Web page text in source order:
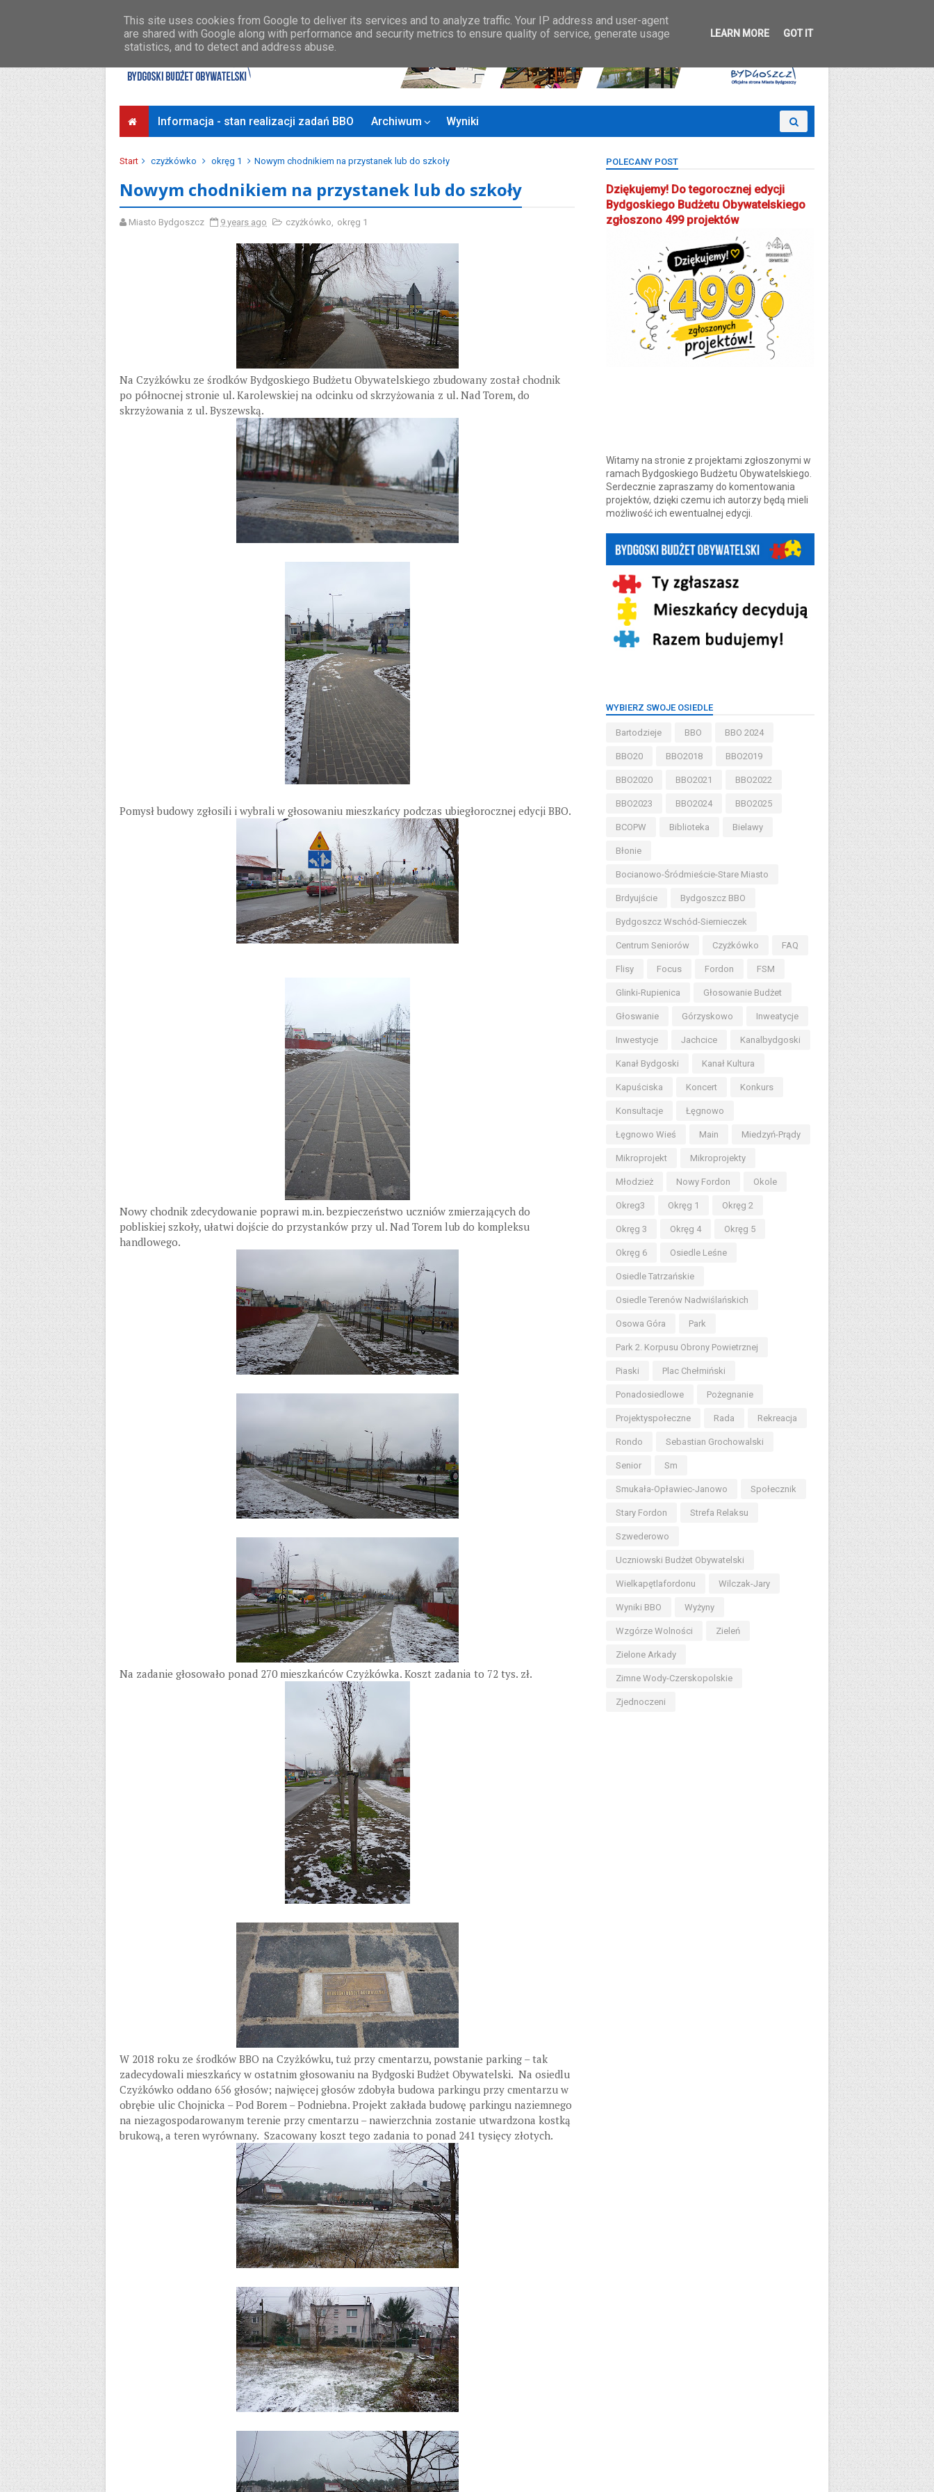
Informacja - stan realizacji zadań BBO Archiwum Wyniki
Start czyżkówko okręg 1 Nowym chodnikiem na przystanek lub do szkoły
Nowym chodnikiem na przystanek lub do szkoły
Miasto Bydgoszcz 9 years ago czyżkówko, okręg 1
Na Czyżkówku ze środków Bydgoskiego Budżetu Obywatelskiego zbudowany został chodnik
po północnej stronie ul. Karolewskiej na odcinku od skrzyżowania z ul. Nad Torem, do
skrzyżowania z ul. Byszewską.
Pomysł budowy zgłosili i wybrali w głosowaniu mieszkańcy podczas ubiegłorocznej edycji BBO.
Nowy chodnik zdecydowanie poprawi m.in. bezpieczeństwo uczniów zmierzających do
pobliskiej szkoły, ułatwi dojście do przystanków przy ul. Nad Torem lub do kompleksu
handlowego.
Na zadanie głosowało ponad 270 mieszkańców Czyżkówka. Koszt zadania to 72 tys. zł.
W 2018 roku ze środków BBO na Czyżkówku, tuż przy cmentarzu, powstanie parking – tak
zadecydowali mieszkańcy w ostatnim głosowaniu na Bydgoski Budżet Obywatelski. Na osiedlu
Czyżkówko oddano 656 głosów; najwięcej głosów zdobyła budowa parkingu przy cmentarzu w
obrębie ulic Chojnicka – Pod Borem – Podniebna. Projekt zakłada budowę parkingu naziemnego
na niezagospodarowanym terenie przy cmentarzu – nawierzchnia zostanie utwardzona kostką
brukową, a teren wyrównany. Szacowany koszt tego zadania to ponad 241 tysięcy złotych.
POLECANY POST
Dziękujemy! Do tegorocznej edycji
Bydgoskiego Budżetu Obywatelskiego
zgłoszono 499 projektów
Witamy na stronie z projektami zgłoszonymi w
ramach Bydgoskiego Budżetu Obywatelskiego.
Serdecznie zapraszamy do komentowania
projektów, dzięki czemu ich autorzy będą mieli
możliwość ich ewentualnej edycji.
WYBIERZ SWOJE OSIEDLE
Bartodzieje BBO BBO 2024
BBO20 BBO2018 BBO2019
BBO2020 BBO2021 BBO2022
BBO2023 BBO2024 BBO2025
BCOPW Biblioteka Bielawy
Błonie
Bocianowo-Śródmieście-Stare Miasto
Brdyujście Bydgoszcz BBO
Bydgoszcz Wschód-Siernieczek
Centrum Seniorów Czyżkówko FAQ
Flisy Focus Fordon FSM
Glinki-Rupienica Głosowanie Budżet
Głoswanie Górzyskowo Inweatycje
Inwestycje Jachcice Kanalbydgoski
Kanał Bydgoski Kanał Kultura
Kapuściska Koncert Konkurs
Konsultacje Łęgnowo
Łęgnowo Wieś Main Miedzyń-Prądy
Mikroprojekt Mikroprojekty
Młodzież Nowy Fordon Okole
Okreg3 Okręg 1 Okręg 2
Okręg 3 Okręg 4 Okręg 5
Okręg 6 Osiedle Leśne
Osiedle Tatrzańskie
Osiedle Terenów Nadwiślańskich
Osowa Góra Park
Park 2. Korpusu Obrony Powietrznej
Piaski Plac Chełmiński
Ponadosiedlowe Pożegnanie
Projektyspołeczne Rada Rekreacja
Rondo Sebastian Grochowalski
Senior Sm
Smukała-Opławiec-Janowo Społecznik
Stary Fordon Strefa Relaksu
Szwederowo
Uczniowski Budżet Obywatelski
Wielkapętlafordonu Wilczak-Jary
Wyniki BBO Wyżyny
Wzgórze Wolności Zieleń
Zielone Arkady
Zimne Wody-Czerskopolskie
Zjednoczeni
This site uses cookies from Google to deliver its services and to analyze traffic. Your IP address and user-agent
are shared with Google along with performance and security metrics to ensure quality of service, generate usage
statistics, and to detect and address abuse.
LEARN MORE GOT IT